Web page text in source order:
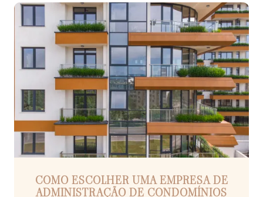
COMO ESCOLHER UMA EMPRESA DE
ADMINISTRAÇÃO DE CONDOMÍNIOS